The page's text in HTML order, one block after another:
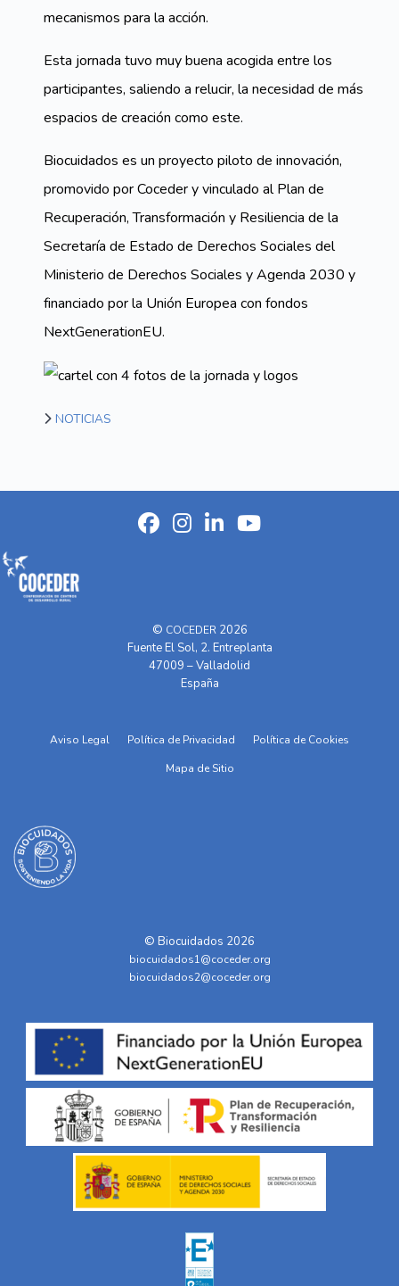
mecanismos para la acción.
Esta jornada tuvo muy buena acogida entre los
participantes, saliendo a relucir, la necesidad de más
espacios de creación como este.
Biocuidados es un proyecto piloto de innovación,
promovido por Coceder y vinculado al Plan de
Recuperación, Transformación y Resiliencia de la
Secretaría de Estado de Derechos Sociales del
Ministerio de Derechos Sociales y Agenda 2030 y
financiado por la Unión Europea con fondos
NextGenerationEU.
NOTICIAS
© COCEDER 2026
Fuente El Sol, 2. Entreplanta
47009 – Valladolid
España
Aviso Legal Política de Privacidad
Política de Cookies
Mapa de Sitio
© Biocuidados 2026
biocuidados1@coceder.org
biocuidados2@coceder.org